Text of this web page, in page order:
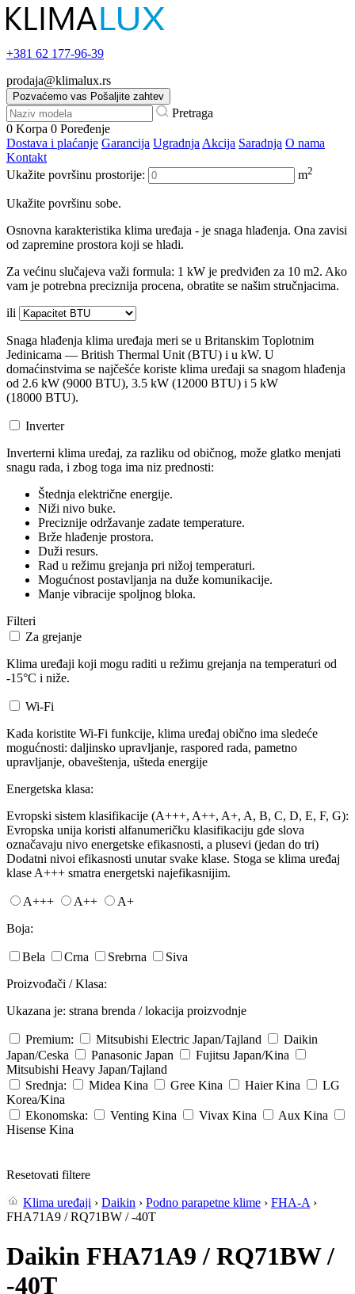
+381 62 177-96-39
prodaja@klimalux.rs
Pozvaćemo vas Pošaljite zahtev
Pretraga
0 Korpa 0 Poređenje
Dostava i plaćanje Garancija Ugradnja Akcija Saradnja O nama
Kontakt
Ukažite površinu prostorije:
m2
Ukažite površinu sobe.
Osnovna karakteristika klima uređaja - je snaga hlađenja. Ona zavisi
od zapremine prostora koji se hladi.
Za većinu slučajeva važi formula: 1 kW je predviđen za 10 m2. Ako
vam je potrebna preciznija procena, obratite se našim stručnjacima.
ili
Snaga hlađenja klima uređaja meri se u Britanskim Toplotnim
Jedinicama — British Thermal Unit (BTU) i u kW. U
domaćinstvima se najčešće koriste klima uređaji sa snagom hlađenja
od 2.6 kW (9000 BTU), 3.5 kW (12000 BTU) i 5 kW
(18000 BTU).
Inverter
Inverterni klima uređaj, za razliku od običnog, može glatko menjati
snagu rada, i zbog toga ima niz prednosti:
Štednja električne energije.
Niži nivo buke.
Preciznije održavanje zadate temperature.
Brže hlađenje prostora.
Duži resurs.
Rad u režimu grejanja pri nižoj temperaturi.
Mogućnost postavljanja na duže komunikacije.
Manje vibracije spoljnog bloka.
Filteri
Za grejanje
Klima uređaji koji mogu raditi u režimu grejanja na temperaturi od
-15°C i niže.
Wi-Fi
Kada koristite Wi-Fi funkcije, klima uređaj obično ima sledeće
mogućnosti: daljinsko upravljanje, raspored rada, pametno
upravljanje, obaveštenja, ušteda energije
Energetska klasa:
Evropski sistem klasifikacije (A+++, A++, A+, A, B, C, D, E, F, G):
Evropska unija koristi alfanumeričku klasifikaciju gde slova
označavaju nivo energetske efikasnosti, a plusevi (jedan do tri)
Dodatni nivoi efikasnosti unutar svake klase. Stoga se klima uređaj
klase A+++ smatra energetski najefikasnijim.
A+++ A++
A+
Boja:
Bela Crna Srebrna
Siva
Proizvođači / Klasa:
Ukazana je: strana brenda / lokacija proizvodnje
Premium: Mitsubishi Electric Japan/Tajland
Daikin
Japan/Ceska
Panasonic Japan Fujitsu Japan/Kina
Mitsubishi Heavy Japan/Tajland
Srednja:
Midea Kina Gree Kina Haier Kina
LG
Korea/Kina
Ekonomska:
Venting Kina Vivax Kina Aux Kina
Hisense Kina
Resetovati filtere
Klima uređaji › Daikin › Podno parapetne klime › FHA-A ›
FHA71A9 / RQ71BW / -40T
Daikin FHA71A9 / RQ71BW /
-40T